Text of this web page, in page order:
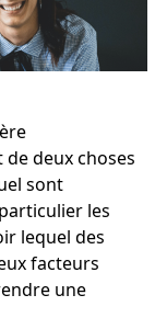
deux choses
sont
les
lequel des
facteurs
une